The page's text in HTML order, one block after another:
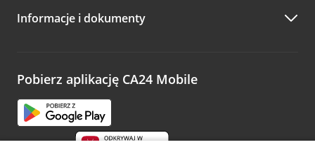
Zachęcamy do podzielenia się z nami opinią o wizycie.
opinie.
Informacje i dokumenty
Pobierz aplikację CA24 Mobile